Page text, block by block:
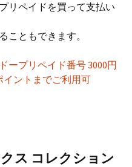
リペイドを買って支払い
こともできます。
ープリペイド番号 3000円
ントまでご利用可
ス コレクション